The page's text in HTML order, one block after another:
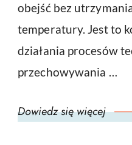
obejść bez
temperatury. Jest to
działania procesów
przechowywania …
Dowiedz się więcej